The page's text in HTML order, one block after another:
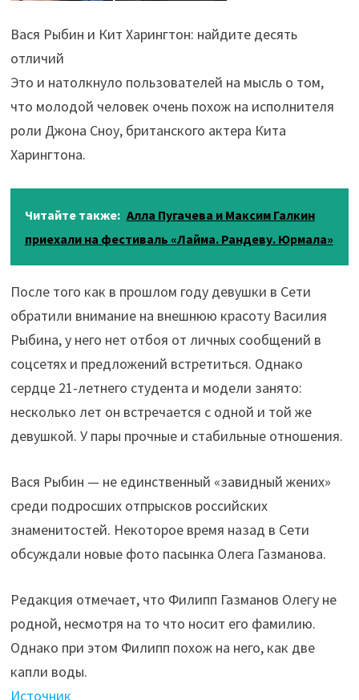
Вася Рыбин и Кит Харингтон: найдите десять
отличий
Это и натолкнуло пользователей на мысль о том,
что молодой человек очень похож на исполнителя
роли Джона Сноу, британского актера Кита
Харингтона.
Читайте также: Алла Пугачева и Максим Галкин
приехали на фестиваль «Лайма. Рандеву. Юрмала»
После того как в прошлом году девушки в Сети
обратили внимание на внешнюю красоту Василия
Рыбина, у него нет отбоя от личных сообщений в
соцсетях и предложений встретиться. Однако
сердце 21-летнего студента и модели занято:
несколько лет он встречается с одной и той же
девушкой. У пары прочные и стабильные отношения.
Вася Рыбин — не единственный «завидный жених»
среди подросших отпрысков российских
знаменитостей. Некоторое время назад в Сети
обсуждали новые фото пасынка Олега Газманова.
Редакция отмечает, что Филипп Газманов Олегу не
родной, несмотря на то что носит его фамилию.
Однако при этом Филипп похож на него, как две
капли воды.
Источник